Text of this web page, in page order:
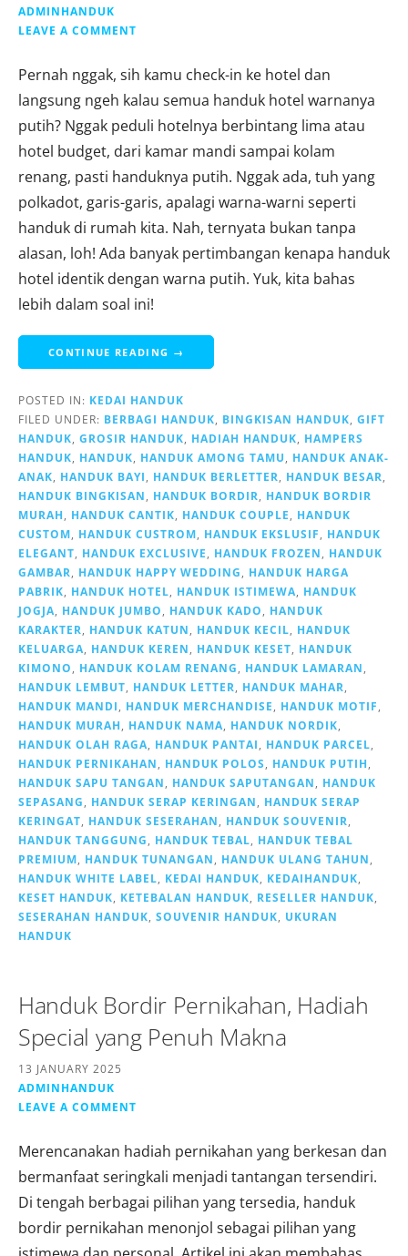
ADMINHANDUK
LEAVE A COMMENT
Pernah nggak, sih kamu check-in ke hotel dan
langsung ngeh kalau semua handuk hotel warnanya
putih? Nggak peduli hotelnya berbintang lima atau
hotel budget, dari kamar mandi sampai kolam
renang, pasti handuknya putih. Nggak ada, tuh yang
polkadot, garis-garis, apalagi warna-warni seperti
handuk di rumah kita. Nah, ternyata bukan tanpa
alasan, loh! Ada banyak pertimbangan kenapa handuk
hotel identik dengan warna putih. Yuk, kita bahas
lebih dalam soal ini!
CONTINUE READING →
POSTED IN: KEDAI HANDUK
FILED UNDER: BERBAGI HANDUK, BINGKISAN HANDUK, GIFT
HANDUK, GROSIR HANDUK, HADIAH HANDUK, HAMPERS
HANDUK, HANDUK, HANDUK AMONG TAMU, HANDUK ANAK-
ANAK, HANDUK BAYI, HANDUK BERLETTER, HANDUK BESAR,
HANDUK BINGKISAN, HANDUK BORDIR, HANDUK BORDIR
MURAH, HANDUK CANTIK, HANDUK COUPLE, HANDUK
CUSTOM, HANDUK CUSTROM, HANDUK EKSLUSIF, HANDUK
ELEGANT, HANDUK EXCLUSIVE, HANDUK FROZEN, HANDUK
GAMBAR, HANDUK HAPPY WEDDING, HANDUK HARGA
PABRIK, HANDUK HOTEL, HANDUK ISTIMEWA, HANDUK
JOGJA, HANDUK JUMBO, HANDUK KADO, HANDUK
KARAKTER, HANDUK KATUN, HANDUK KECIL, HANDUK
KELUARGA, HANDUK KEREN, HANDUK KESET, HANDUK
KIMONO, HANDUK KOLAM RENANG, HANDUK LAMARAN,
HANDUK LEMBUT, HANDUK LETTER, HANDUK MAHAR,
HANDUK MANDI, HANDUK MERCHANDISE, HANDUK MOTIF,
HANDUK MURAH, HANDUK NAMA, HANDUK NORDIK,
HANDUK OLAH RAGA, HANDUK PANTAI, HANDUK PARCEL,
HANDUK PERNIKAHAN, HANDUK POLOS, HANDUK PUTIH,
HANDUK SAPU TANGAN, HANDUK SAPUTANGAN, HANDUK
SEPASANG, HANDUK SERAP KERINGAN, HANDUK SERAP
KERINGAT, HANDUK SESERAHAN, HANDUK SOUVENIR,
HANDUK TANGGUNG, HANDUK TEBAL, HANDUK TEBAL
PREMIUM, HANDUK TUNANGAN, HANDUK ULANG TAHUN,
HANDUK WHITE LABEL, KEDAI HANDUK, KEDAIHANDUK,
KESET HANDUK, KETEBALAN HANDUK, RESELLER HANDUK,
SESERAHAN HANDUK, SOUVENIR HANDUK, UKURAN
HANDUK
Handuk Bordir Pernikahan, Hadiah
Special yang Penuh Makna
13 JANUARY 2025
ADMINHANDUK
LEAVE A COMMENT
Merencanakan hadiah pernikahan yang berkesan dan
bermanfaat seringkali menjadi tantangan tersendiri.
Di tengah berbagai pilihan yang tersedia, handuk
bordir pernikahan menonjol sebagai pilihan yang